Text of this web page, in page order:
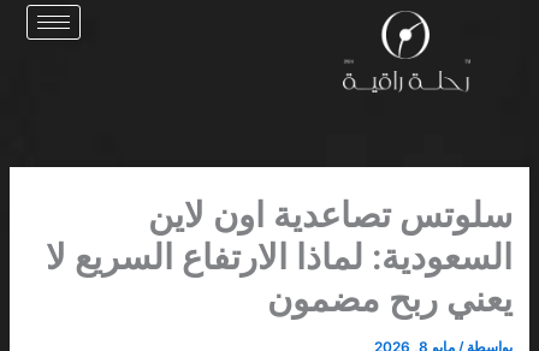
سلوتس تصاعدية اون لاين
السعودية: لماذا الارتفاع السريع لا
يعني ربح مضمون